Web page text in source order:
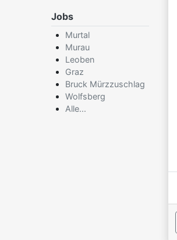
Jobs
Murtal
Murau
Leoben
Graz
Bruck Mürzzuschlag
Wolfsberg
Alle...